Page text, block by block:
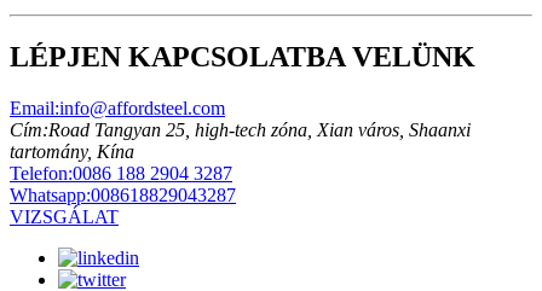
LÉPJEN KAPCSOLATBA VELÜNK
Email:info@affordsteel.com
Cím:Road Tangyan 25, high-tech zóna, Xian város, Shaanxi
tartomány, Kína
Telefon:0086 188 2904 3287
Whatsapp:008618829043287
VIZSGÁLAT